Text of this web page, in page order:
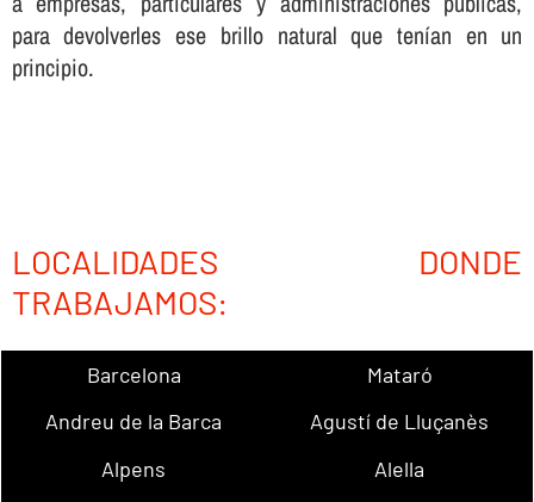
para devolverles ese brillo natural que tení­an en un
principio.
LOCALIDADES DONDE
TRABAJAMOS:
Barcelona
Mataró
Andreu de la Barca
Agustí de Lluçanès
Alpens
Alella